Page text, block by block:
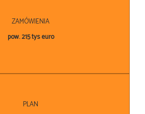
ZAMÓWIENIA
pow. 215 tys euro
PLAN